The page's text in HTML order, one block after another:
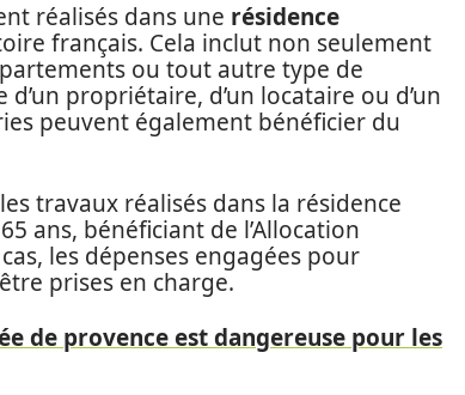
réalisés dans une résidence
français. Cela inclut non seulement
ou tout autre type de
propriétaire, d’un locataire ou d’un
peuvent également bénéficier du
travaux réalisés dans la résidence
ans, bénéficiant de l’Allocation
les dépenses engagées pour
prises en charge.
de provence est dangereuse pour les